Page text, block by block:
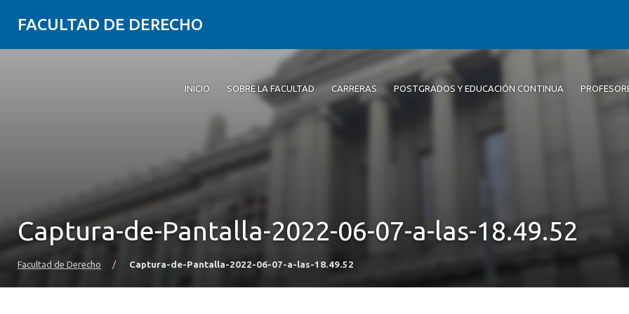
FACULTAD DE DERECHO
INICIO SOBRE LA FACULTAD CARRERAS POSTGRADOS Y EDUCACIÓN CONTINUA
Captura-de-Pantalla-2022-06-07-a-las-18.49.52
Facultad de Derecho / Captura-de-Pantalla-2022-06-07-a-las-18.49.52